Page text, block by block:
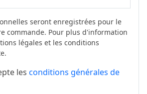
seront enregistrées pour le
commande. Pour plus d'information
légales et les conditions
les conditions générales de